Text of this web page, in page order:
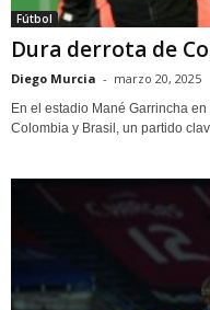
Fútbol
Dura derrota de
Diego Murcia - marzo 20, 2025
En el estadio Mané Garrincha
Colombia y Brasil, un partido